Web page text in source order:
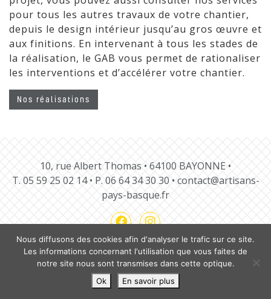
pour tous les autres travaux de votre chantier,
depuis le design intérieur jusqu’au gros œuvre et
aux finitions. En intervenant à tous les stades de
la réalisation, le GAB vous permet de rationaliser
les interventions et d’accélérer votre chantier.
Nos réalisations
10, rue Albert Thomas • 64100 BAYONNE •
T. 05 59 25 02 14• P. 06 64 34 30 30 • contact@artisans-
pays-basque.fr
Notre charte Nos guides
Mentions légales
Contact BLOG
Nous diffusons des cookies afin d'analyser le trafic sur ce site.
Les informations concernant l'utilisation que vous faites de
notre site nous sont transmises dans cette optique.
Ok
En savoir plus